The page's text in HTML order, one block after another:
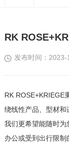
RK
发布时间：2023-
RK ROSE+KRIEGE
绕线性产品、型材和
我们更希望能随时为
办公或受到出行限